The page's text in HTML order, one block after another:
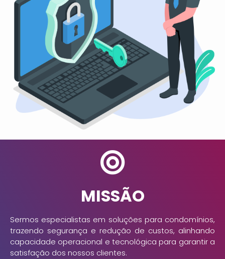
MISSÃO​
Sermos especialistas em soluções para condomínios,
trazendo segurança e redução de custos, alinhando
capacidade operacional e tecnológica para garantir a
satisfação dos nossos clientes.​